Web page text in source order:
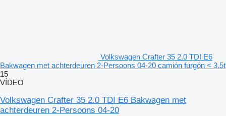
Volkswagen Crafter 35 2.0 TDI E6
Bakwagen met achterdeuren 2-Persoons 04-20 camión furgón < 3.5t
15
VÍDEO
Volkswagen Crafter 35 2.0 TDI E6 Bakwagen met
achterdeuren 2-Persoons 04-20